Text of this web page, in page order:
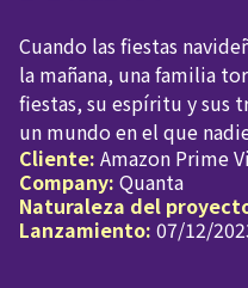
Cuando las fiestas
la mañana, una familia
fiestas, su espíritu y sus
un mundo en el que
Cliente: Amazon Prime
Company: Quanta
Naturaleza del
Lanzamiento: 07/12/